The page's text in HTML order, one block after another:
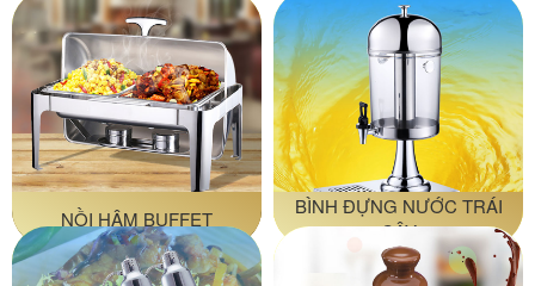
NỒI HÂM BUFFET
BÌNH ĐỰNG NƯỚC TRÁI
CÂY